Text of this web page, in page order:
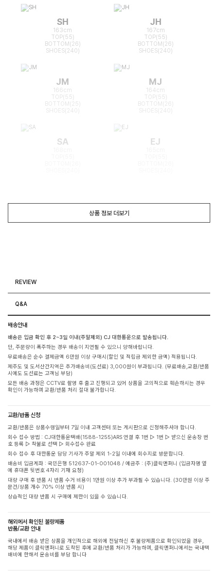
SH
163cm
TOP(55)
BOTTOM(26)
SHOES(240)
JH
167cm
TOP(55)
BOTTOM(26)
SHOES(240)
JM
166cm
TOP(55)
BOTTOM(25)
MJ
164cm
TOP(55)
BOTTOM(26)
SA EJ
상품 정보 더보기
REVIEW
Q&A
배송안내
배송은 입금 확인 후 2~3일 이내(주말제외) CJ 대한통운으로 발송됩니다.
단, 주문량이 폭주하는 경우 배송이 지연될 수 있으니 양해바랍니다.
무료배송은 순수 결제금액 6만원 이상 구매시(할인 및 적립금 제외한 금액) 적용됩니다.
제주도 및 도서산간지역은 추가배송비(도선료) 3,000원이 부과됩니다. (무료배송,교환/반품
시에도 도선료는 고객님 부담)
모든 배송 과정은 CCTV로 촬영 후 출고 진행되고 있어 상품을 고의적으로 훼손하시는 경우
확인이 가능하며 교환/반품 처리 절대 불가합니다.
교환/반품 신청
교환/반품은 상품수령일부터 7일 이내 고객센터 또는 게시판으로 신청해주셔야 합니다.
회수 접수 방법 : CJ대한통운택배(1588-1255)ARS 연결 후 1번 ▷ 1번 ▷ 받으신 운송장 번
호 등록 ▷ 착불로 선택 ▷ 회수접수 완료
회수 접수 후 대한통운 담당 기사가 주말 제외 1-2일 이내에 회수지로 방문합니다.
배송비 입금계좌 : 국민은행 512637-01-001048 / 예금주 : (주)클릭앤퍼니 (입금자명 옆
에 휴대폰 뒷번호 4자리 기재 요청)
대량 구매 후 반품 시 반품 수거 비용이 1만원 이상 추가 부과될 수 있습니다. (30만원 이상 주
문건/상품 개수 70% 이상 반품 시)
상습적인 대량 반품 시 구매에 제한이 있을 수 있습니다.
해외에서 확인된 불량제품
반품/교환 안내
국내에서 배송 받은 상품을 개인적으로 해외에 전달하신 후 불량제품으로 확인되었을 경우,
해당 제품이 클릭앤퍼니로 도착된 후에 교환/반품 처리가 가능하며, 클릭앤퍼니에서는 국내택
배비에 한해서 운송비를 부담 합니다